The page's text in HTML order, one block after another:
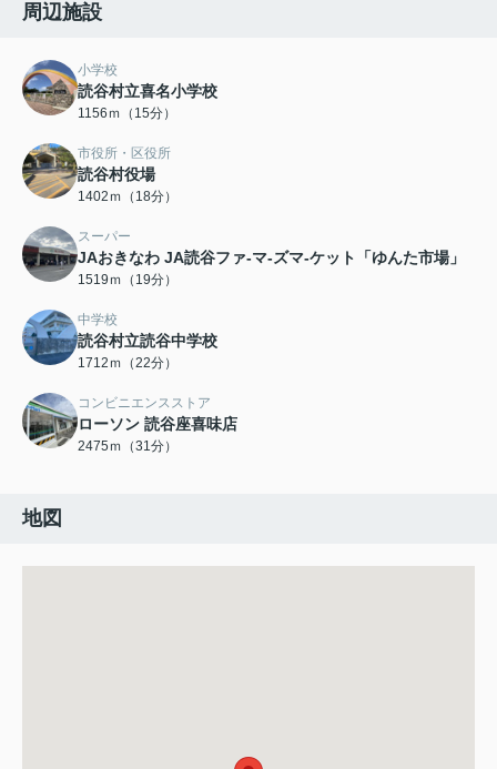
周辺施設
小学校
読谷村立喜名小学校
1156ｍ（15分）
市役所・区役所
読谷村役場
1402ｍ（18分）
スーパー
JAおきなわ JA読谷ファ-マ-ズマ-ケット「ゆんた市場」
1519ｍ（19分）
中学校
読谷村立読谷中学校
1712ｍ（22分）
コンビニエンスストア
ローソン 読谷座喜味店
2475ｍ（31分）
地図